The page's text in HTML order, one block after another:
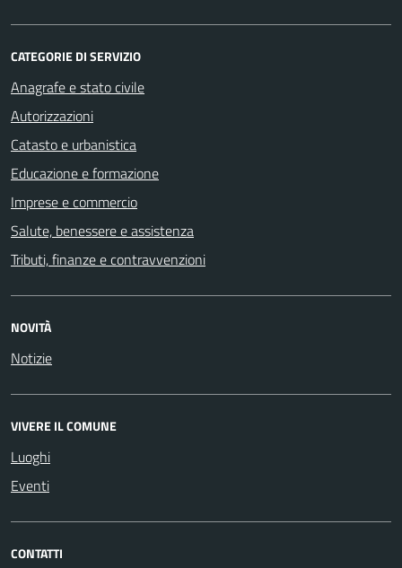
CATEGORIE DI SERVIZIO
Anagrafe e stato civile
Autorizzazioni
Catasto e urbanistica
Educazione e formazione
Imprese e commercio
Salute, benessere e assistenza
Tributi, finanze e contravvenzioni
NOVITÀ
Notizie
VIVERE IL COMUNE
Luoghi
Eventi
CONTATTI